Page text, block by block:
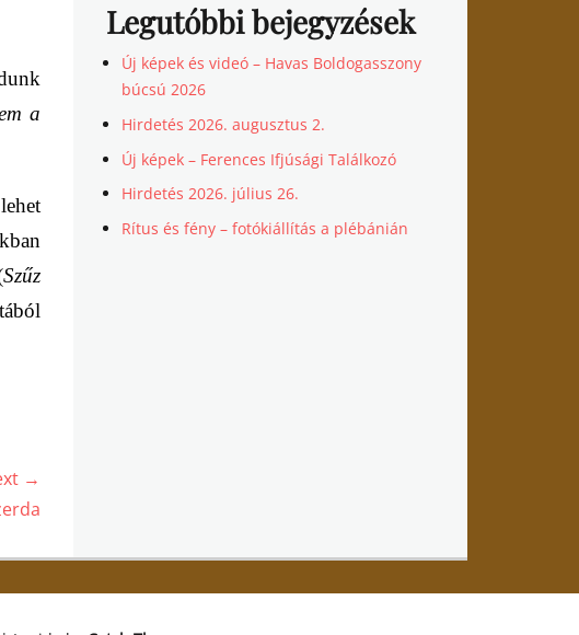
a
Szűz
→
Legutóbbi bejegyzések
Új képek és videó – Havas Boldogasszony
búcsú 2026
Hirdetés 2026. augusztus 2.
Új képek – Ferences Ifjúsági Találkozó
Hirdetés 2026. július 26.
Rítus és fény – fotókiállítás a plébánián